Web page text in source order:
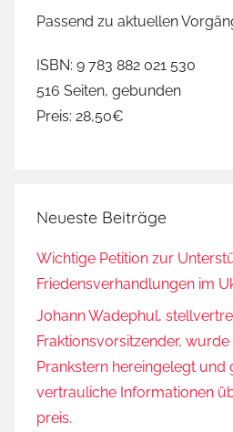
Passend zu aktuellen
ISBN: 9 783 882 021 530
516 Seiten, gebunden
Preis: 28,50€
Neueste Beiträge
Wichtige Petition zur
Friedensverhandlungen im
Johann Wadephul,
Fraktionsvorsitzender,
Prankstern hereingelegt und
vertrauliche Informationen
preis.